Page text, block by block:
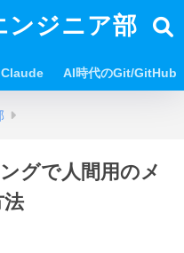
ンジニア部
Claude AI時代のGit/GitHub
グで人間用のメ